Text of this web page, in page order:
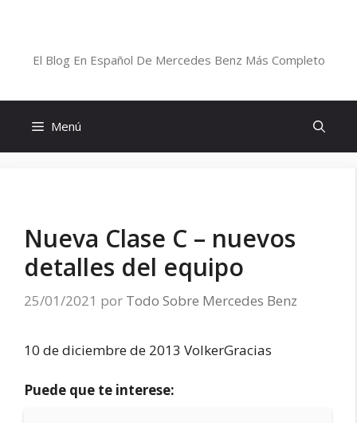
El Blog En Español De Mercedes Benz Más Completo
Menú
Nueva Clase C – nuevos
detalles del equipo
25/01/2021 por Todo Sobre Mercedes Benz
10 de diciembre de 2013 VolkerGracias
Puede que te interese: